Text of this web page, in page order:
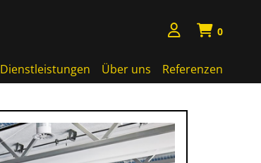
0
Dienstleistungen Über uns Referenzen